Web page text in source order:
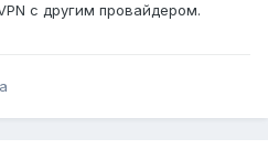
с другим провайдером.